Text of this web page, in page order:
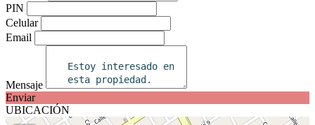
PIN
Celular
Email
Mensaje
Enviar
UBICACIÓN